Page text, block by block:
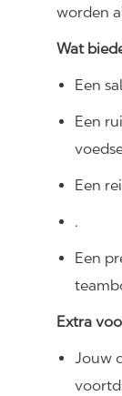
worden
Wat
Een
Een
Een
.
Een
Extra
Jouw